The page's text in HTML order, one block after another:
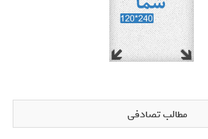
مطالب تصادفی